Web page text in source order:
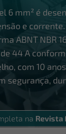
6 mm² é
e
ABNT NBR
44 A
com 10
segurança,
na Revista